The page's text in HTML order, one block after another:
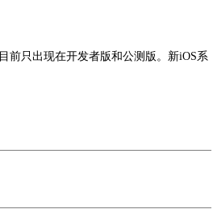
前只出现在开发者版和公测版。新iOS系